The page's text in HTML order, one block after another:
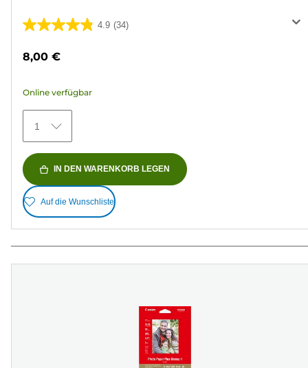
4.9 (34)
4.9
5
34
Bewertungen
8,00 €
Online verfügbar
1
IN DEN WARENKORB LEGEN
Auf die Wunschliste